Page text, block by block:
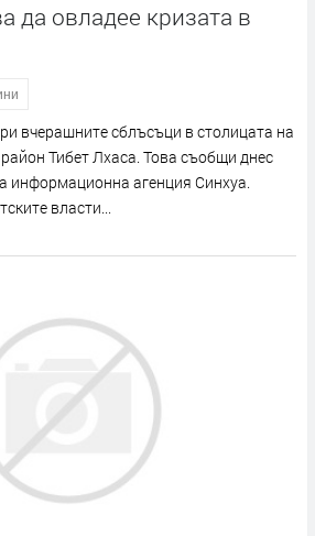
да овладее кризата в
вчерашните сблъсъци в столицата на
Тибет Лхаса. Това съобщи днес
информационна агенция Синхуа.
власти...